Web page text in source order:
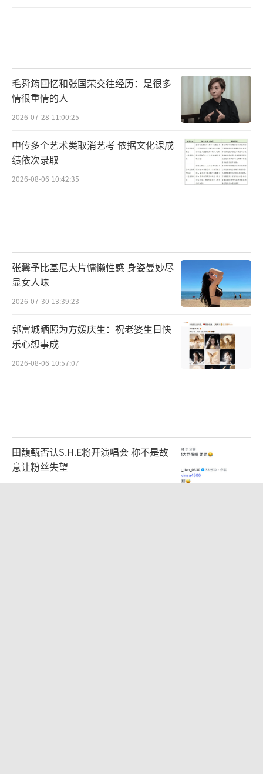
倍车重的压力,还采用世界树智能安全体系Safe
Space Technology,不只是驾驶者,更为所有交
通参与者的安全保驾护航,将城市安全推向新高
以此次纯享音乐空间为序曲,沃尔沃EX30已
于5月19日正式上市,后驱Core 20.08万元,后驱
沃尔沃EX30大定限时权益:
6月30日前下定,即可享受“心动智选礼”,
包括增换购权益,无忧基础权益、充电权益、附
件权益四项超值礼遇;
5月31日前下定,额外加赠价值3,188元
年3次基础保养。
与音乐同频,与沃尔沃EX30同行!带着无限
毛舜筠回忆和张国荣交往经历：是很多
情很重情的人
2026-07-28 11:00:25
中传多个艺术类取消艺考 依据文化课成
绩依次录取
2026-08-06 10:42:35
张馨予比基尼大片慵懒性感 身姿曼妙尽
显女人味
2026-07-30 13:39:23
郭富城晒照为方媛庆生：祝老婆生日快
乐心想事成
2026-08-06 10:57:07
田馥甄否认S.H.E将开演唱会 称不是故
意让粉丝失望
2026-08-05 11:58:11